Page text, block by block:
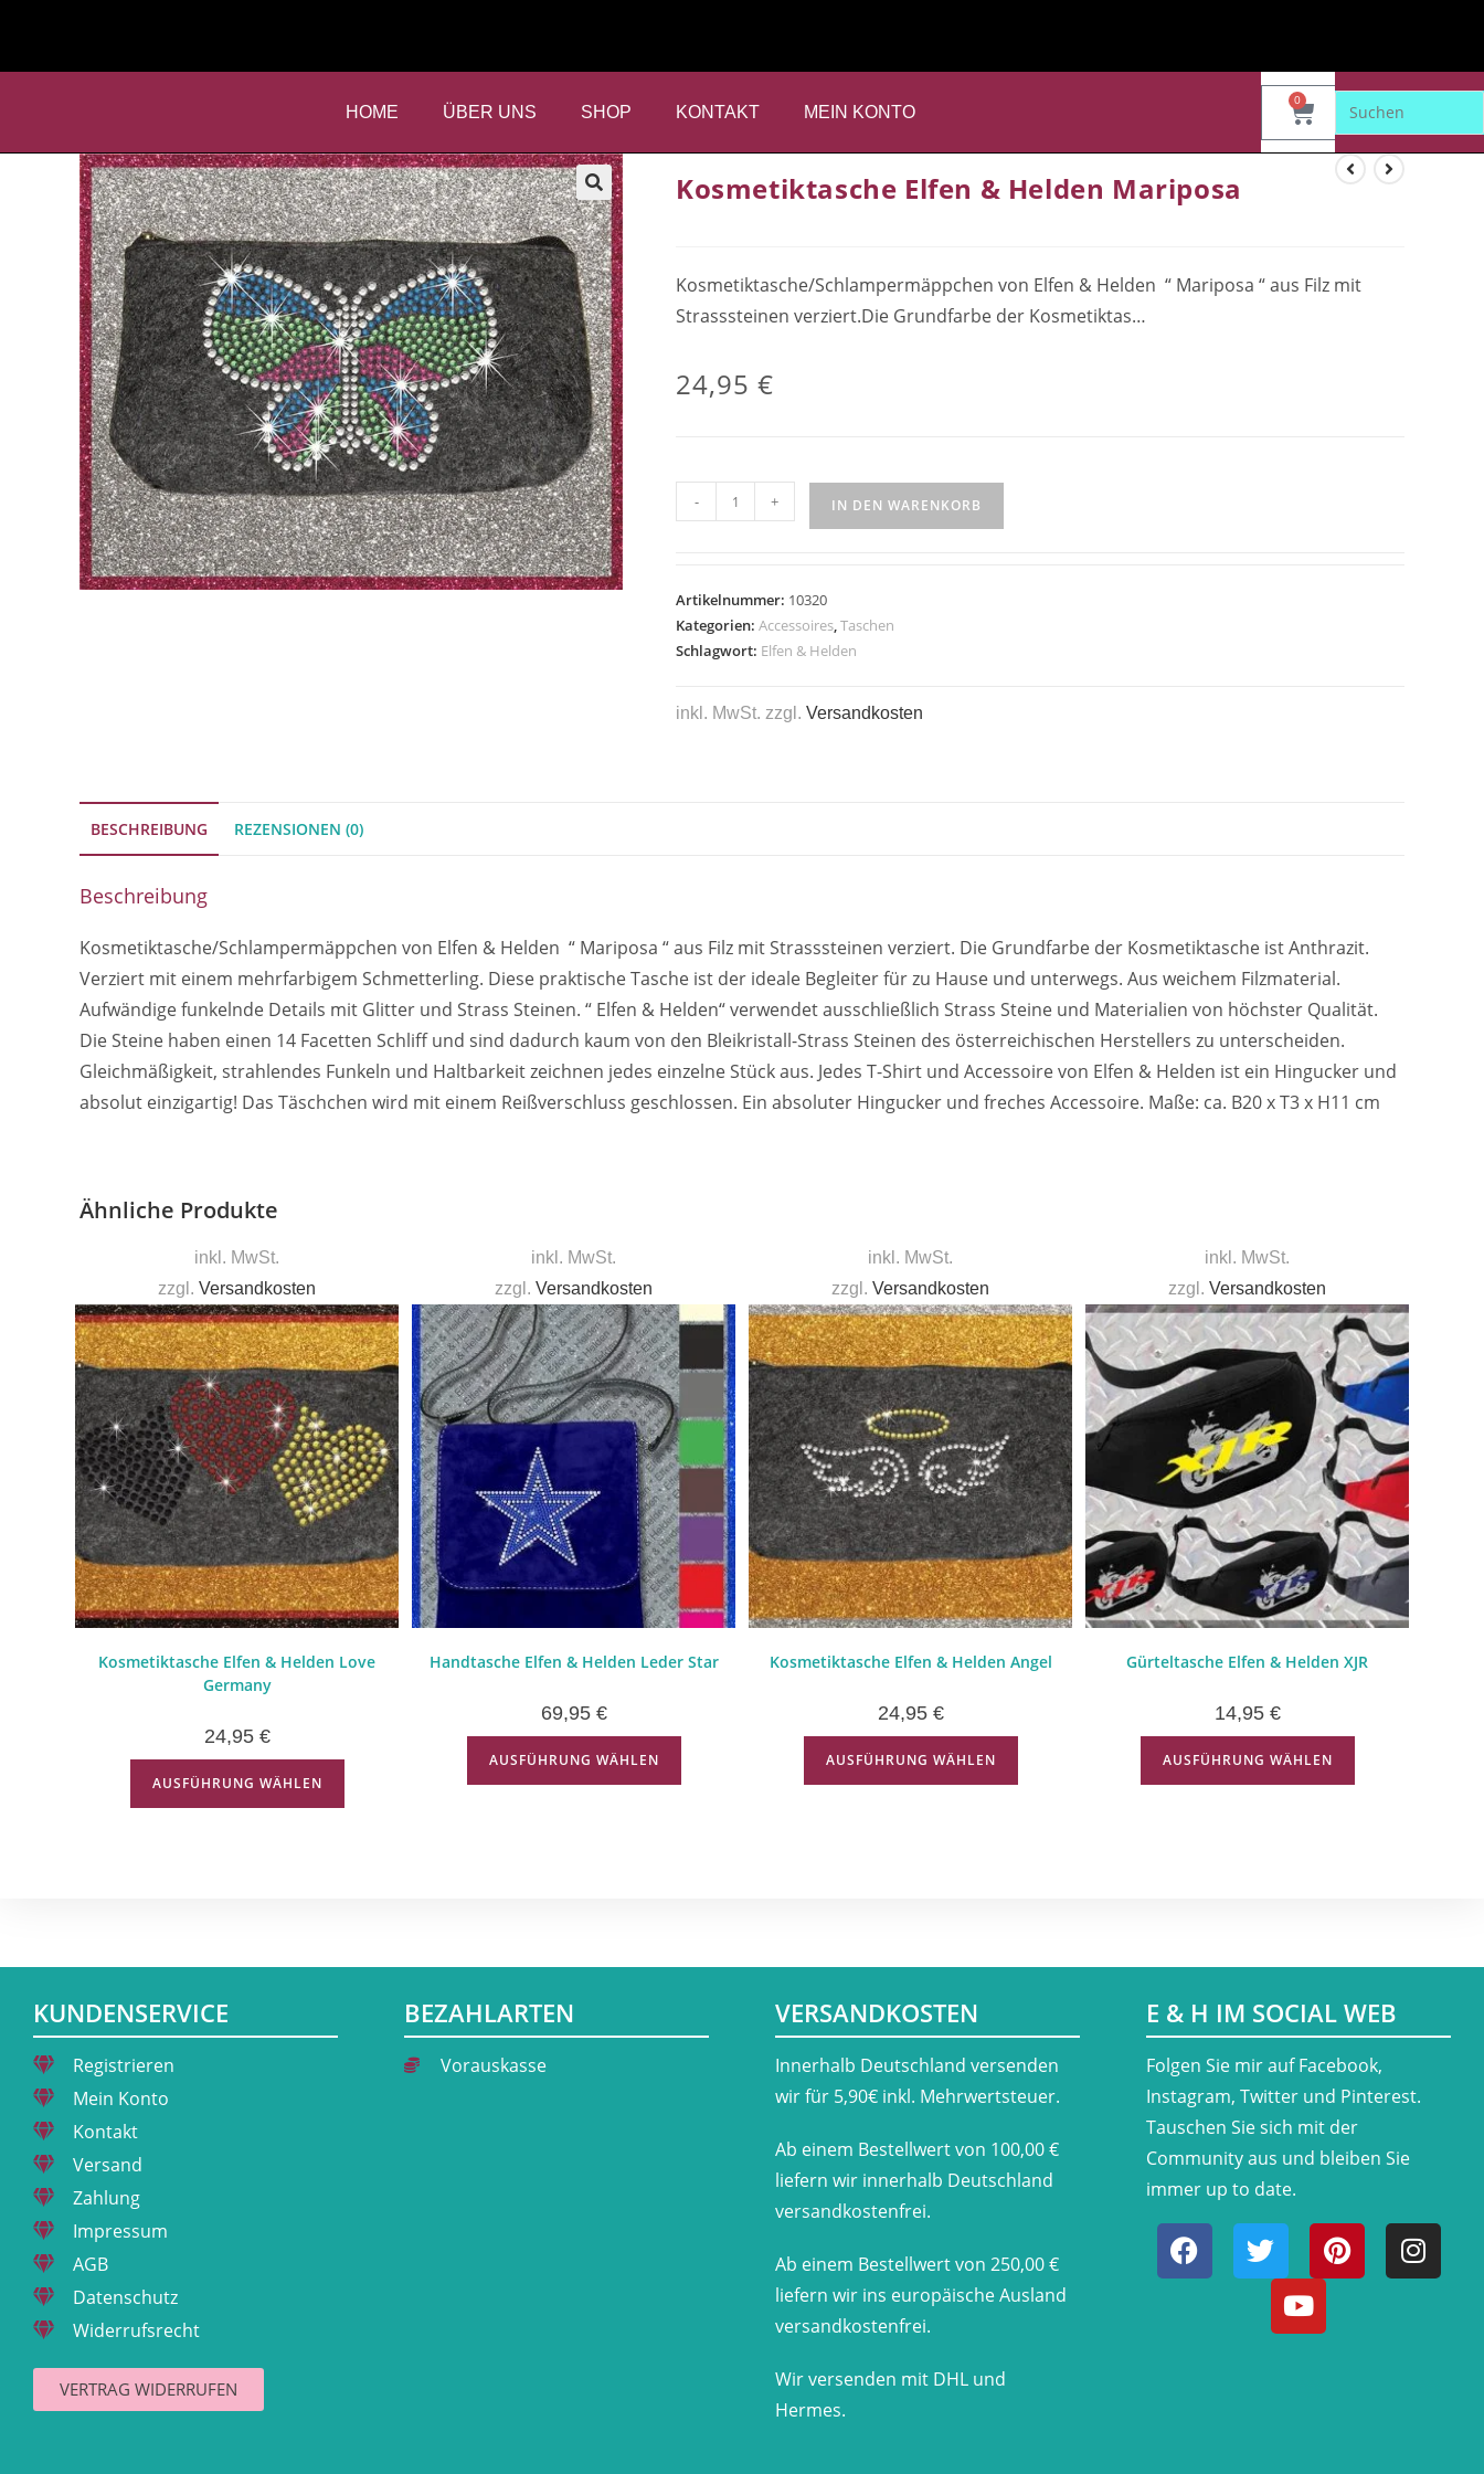
HOME ÜBER UNS SHOP KONTAKT MEIN KONTO
0
Kosmetiktasche Elfen & Helden Mariposa
Kosmetiktasche/Schlampermäppchen von Elfen & Helden “ Mariposa “ aus Filz mit
Strasssteinen verziert.Die Grundfarbe der Kosmetiktas…
24,95 €
- + IN DEN WARENKORB
Artikelnummer: 10320
Kategorien: Accessoires,Taschen
Schlagwort: Elfen & Helden
inkl. MwSt. zzgl. Versandkosten
BESCHREIBUNG REZENSIONEN (0)
Beschreibung
Kosmetiktasche/Schlampermäppchen von Elfen & Helden “ Mariposa “ aus Filz mit Strasssteinen verziert. Die Grundfarbe der Kosmetiktasche ist Anthrazit.
Verziert mit einem mehrfarbigem Schmetterling. Diese praktische Tasche ist der ideale Begleiter für zu Hause und unterwegs. Aus weichem Filzmaterial.
Aufwändige funkelnde Details mit Glitter und Strass Steinen. “ Elfen & Helden“ verwendet ausschließlich Strass Steine und Materialien von höchster Qualität.
Die Steine haben einen 14 Facetten Schliff und sind dadurch kaum von den Bleikristall-Strass Steinen des österreichischen Herstellers zu unterscheiden.
Gleichmäßigkeit, strahlendes Funkeln und Haltbarkeit zeichnen jedes einzelne Stück aus. Jedes T-Shirt und Accessoire von Elfen & Helden ist ein Hingucker und
absolut einzigartig! Das Täschchen wird mit einem Reißverschluss geschlossen. Ein absoluter Hingucker und freches Accessoire. Maße: ca. B20 x T3 x H11 cm
Ähnliche Produkte
inkl. MwSt.
zzgl. Versandkosten
Kosmetiktasche Elfen & Helden Love
Germany
24,95 €
AUSFÜHRUNG WÄHLEN
inkl. MwSt.
zzgl. Versandkosten
Handtasche Elfen & Helden Leder Star
69,95 €
AUSFÜHRUNG WÄHLEN
inkl. MwSt.
zzgl. Versandkosten
Kosmetiktasche Elfen & Helden Angel
24,95 €
AUSFÜHRUNG WÄHLEN
inkl. MwSt.
zzgl. Versandkosten
Gürteltasche Elfen & Helden XJR
14,95 €
AUSFÜHRUNG WÄHLEN
KUNDENSERVICE
Registrieren
Mein Konto
Kontakt
Versand
Zahlung
Impressum
AGB
Datenschutz
Widerrufsrecht
VERTRAG WIDERRUFEN
BEZAHLARTEN
Vorauskasse
VERSANDKOSTEN
​Innerhalb Deutschland versenden
wir für 5,90€ inkl. Mehrwertsteuer.
Ab einem Bestellwert von 100,00 €
liefern wir innerhalb Deutschland
versandkostenfrei.
Ab einem Bestellwert von 250,00 €
liefern wir ins europäische Ausland
versandkostenfrei.
Wir versenden mit DHL und
Hermes.
E & H IM SOCIAL WEB
​Folgen Sie mir auf Facebook,
Instagram, Twitter und Pinterest.
Tauschen Sie sich mit der
Community aus und bleiben Sie
immer up to date.